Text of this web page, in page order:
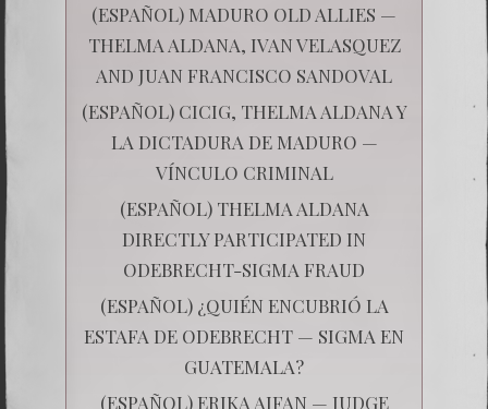
(ESPAÑOL) MADURO OLD ALLIES —
THELMA ALDANA, IVAN VELASQUEZ
AND JUAN FRANCISCO SANDOVAL
(ESPAÑOL) CICIG, THELMA ALDANA Y
LA DICTADURA DE MADURO —
VÍNCULO CRIMINAL
(ESPAÑOL) THELMA ALDANA
DIRECTLY PARTICIPATED IN
ODEBRECHT-SIGMA FRAUD
(ESPAÑOL) ¿QUIÉN ENCUBRIÓ LA
ESTAFA DE ODEBRECHT — SIGMA EN
GUATEMALA?
(ESPAÑOL) ERIKA AIFAN — JUDGE